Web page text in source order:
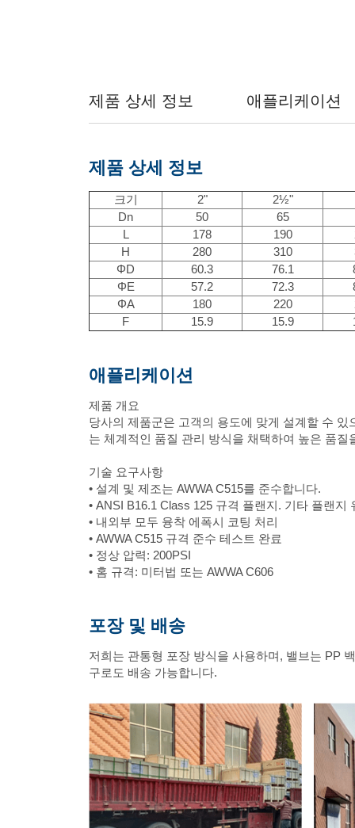
제품 상세 정보 애플리케이션
제품 상세 정보
크기 2"
2½"
Dn
50
65
L
178 190
H
280 310
ΦD
60.3 76.1
ΦE
57.2 72.3
ΦA
180 220
F
15.9 15.9
애플리케이션
제품 개요
당사의 제품군은 고객의 용도에 맞게 설계할 수
는 체계적인 품질 관리 방식을 채택하여 높은 품
기술 요구사항
• 설계 및 제조는 AWWA C515를 준수합니다.
• ANSI B16.1 Class 125 규격 플랜지. 기타 플랜지
• 내외부 모두 융착 에폭시 코팅 처리
• AWWA C515 규격 준수 테스트 완료
• 정상 압력: 200PSI
• 홈 규격: 미터법 또는 AWWA C606
포장 및 배송
저희는 관통형 포장 방식을 사용하며, 밸브는 PP
구로도 배송 가능합니다.